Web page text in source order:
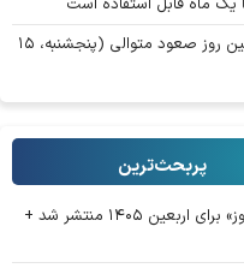
طلای جهانی به اوج ۷ هفته‌ای رسید/چهارمین روز صعود متوالی (پنجشنبه، ۱۵
پربحث‌ترین‌
تازه‌ترین اثر محسن چاوشی با نام «چهل روز» برای اربعین ۱۴۰۵ منتشر شد +